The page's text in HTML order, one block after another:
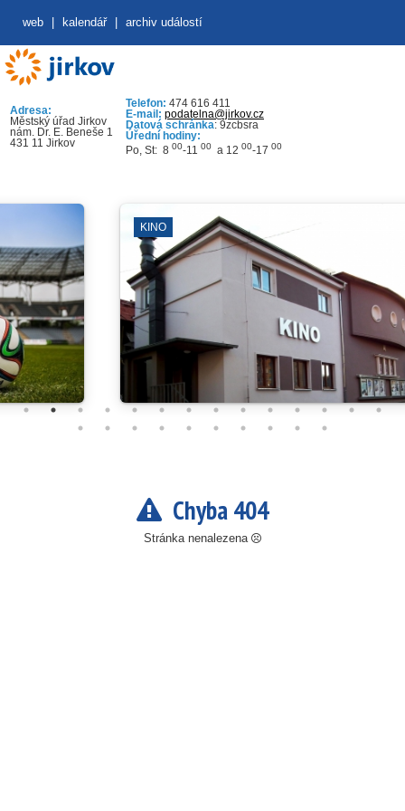
web kalendář archiv událostí
Adresa:
Městský úřad Jirkov
nám. Dr. E. Beneše 1
431 11 Jirkov
Telefon: 474 616 411
E-mail: podatelna@jirkov.cz
Datová schránka: 9zcbsra
Úřední hodiny:
Po, St: 8 00-11 00 a 12 00-17 00
Chyba 404
Stránka nenalezena